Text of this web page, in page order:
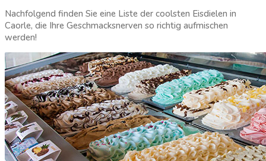
Nachfolgend finden Sie eine Liste der coolsten Eisdielen in
Caorle, die Ihre Geschmacksnerven so richtig aufmischen
werden!